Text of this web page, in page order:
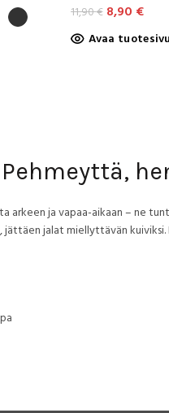
11,90€ Alkuperäinen
hinta
8,90 €
hinta
Avaa tuotesivu
arkeen ja vapaa-aikaan – ne
jalat miellyttävän